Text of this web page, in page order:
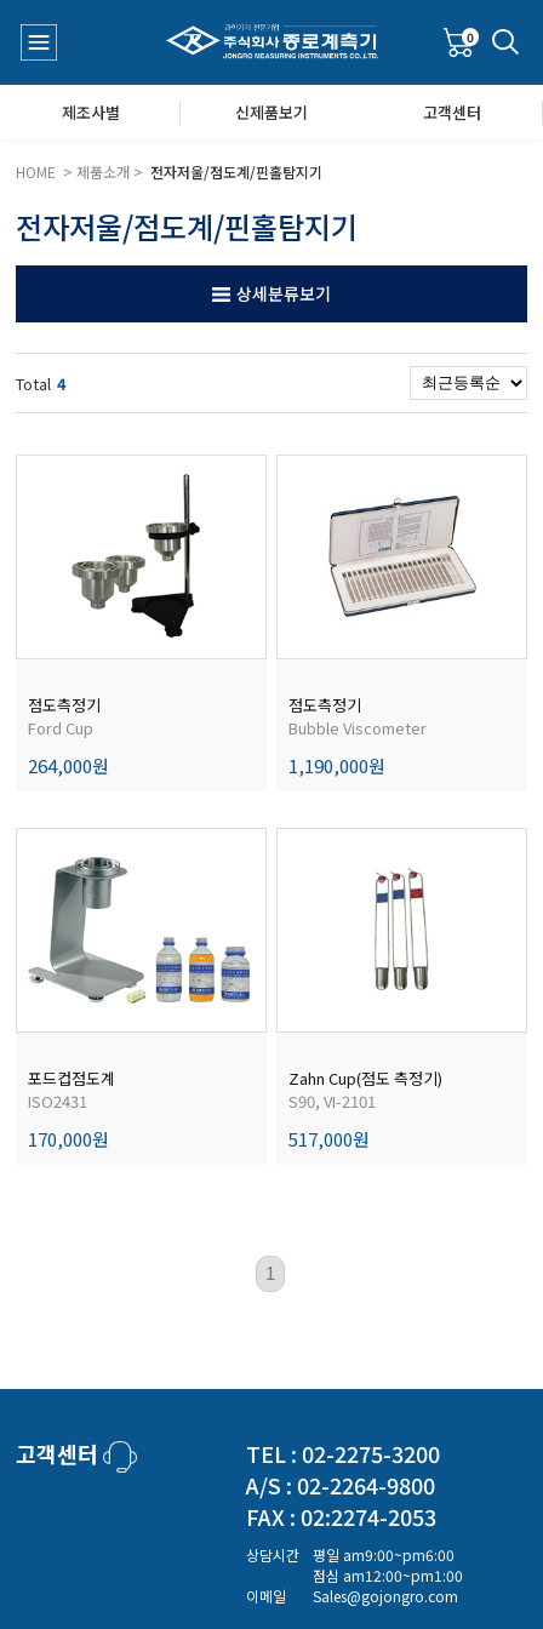
질측정기
기공기질/미세먼지/가스/소음/진동측정기
속풍량계/온도계/온습도계/기압계
도/농도/염도/당산도/굴절계/편광계/커피농도계
자저울/점도계/핀홀탐지기
이크로피펫
분계/회전계/도막두께/초음파두께측정기
미경/확대경
차계/광택계/조도계/광도계/방사랑계
업/임업/해양측정기
도계/물리/물성측정기
질기/원심분리기/초음파유량계/습식·건식가스메타
화상카메라
0
제조사별 신제품보기 고객센터
HOME > 제품소개 > 전자저울/점도계/핀홀탐지기
전자저울/점도계/핀홀탐지기
상세분류보기
Total 4
점도측정기
Ford Cup
264,000원
점도측정기
Bubble Viscometer
1,190,000원
포드컵점도계
ISO2431
170,000원
Zahn Cup(점도 측정기)
S90, VI-2101
517,000원
1
고객센터
TEL : 02-2275-3200
A/S : 02-2264-9800
FAX : 02:2274-2053
상담시간
평일 am9:00~pm6:00
점심 am12:00~pm1:00
이메일
Sales@gojongro.com